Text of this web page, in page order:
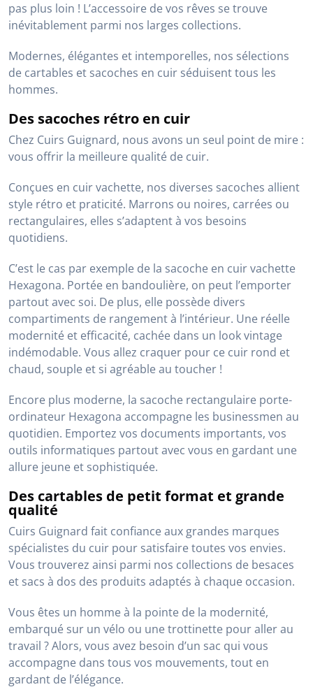
pas plus loin ! L’accessoire de vos rêves se trouve
inévitablement parmi nos larges collections.
Modernes, élégantes et intemporelles, nos sélections
de cartables et sacoches en cuir séduisent tous les
hommes.
Des sacoches rétro en cuir
Chez Cuirs Guignard, nous avons un seul point de mire :
vous offrir la meilleure qualité de cuir.
Conçues en cuir vachette, nos diverses sacoches allient
style rétro et praticité. Marrons ou noires, carrées ou
rectangulaires, elles s’adaptent à vos besoins
quotidiens.
C’est le cas par exemple de la sacoche en cuir vachette
Hexagona. Portée en bandoulière, on peut l’emporter
partout avec soi. De plus, elle possède divers
compartiments de rangement à l’intérieur. Une réelle
modernité et efficacité, cachée dans un look vintage
indémodable. Vous allez craquer pour ce cuir rond et
chaud, souple et si agréable au toucher !
Encore plus moderne, la sacoche rectangulaire porte-
ordinateur Hexagona accompagne les businessmen au
quotidien. Emportez vos documents importants, vos
outils informatiques partout avec vous en gardant une
allure jeune et sophistiquée.
Des cartables de petit format et grande
qualité
Cuirs Guignard fait confiance aux grandes marques
spécialistes du cuir pour satisfaire toutes vos envies.
Vous trouverez ainsi parmi nos collections de besaces
et sacs à dos des produits adaptés à chaque occasion.
Vous êtes un homme à la pointe de la modernité,
embarqué sur un vélo ou une trottinette pour aller au
travail ? Alors, vous avez besoin d’un sac qui vous
accompagne dans tous vos mouvements, tout en
gardant de l’élégance.